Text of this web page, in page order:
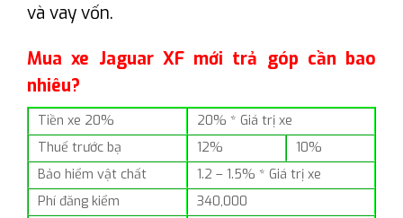
và vay vốn.
Mua xe Jaguar XF mới trả góp cần bao
nhiêu?
Tiền xe 20%
20% * Giá trị xe
Thuế trước bạ
12%
10%
Bảo hiểm vật chất
1.2 – 1.5% * Giá trị xe
Phí đăng kiểm
340,000